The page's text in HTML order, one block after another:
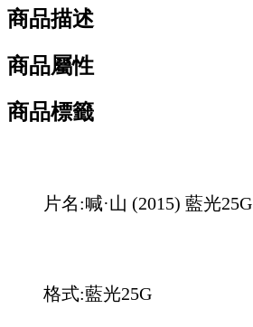
商品描述
商品屬性
商品標籤
片名:喊·山 (2015) 藍光25G
格式:藍光25G